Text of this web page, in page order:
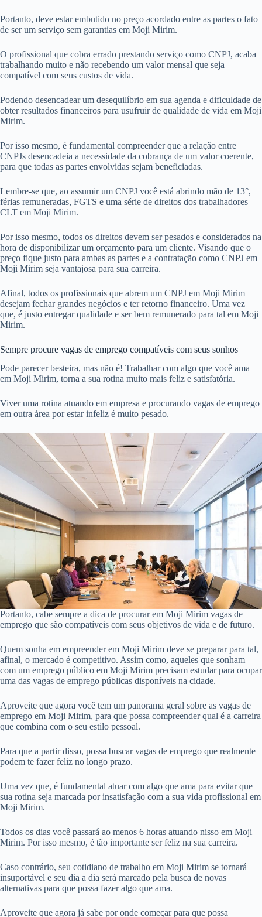
Portanto, deve estar embutido no preço acordado entre as partes o fato
de ser um serviço sem garantias em Moji Mirim.
O profissional que cobra errado prestando serviço como CNPJ, acaba
trabalhando muito e não recebendo um valor mensal que seja
compatível com seus custos de vida.
Podendo desencadear um desequilíbrio em sua agenda e dificuldade de
obter resultados financeiros para usufruir de qualidade de vida em Moji
Mirim.
Por isso mesmo, é fundamental compreender que a relação entre
CNPJs desencadeia a necessidade da cobrança de um valor coerente,
para que todas as partes envolvidas sejam beneficiadas.
Lembre-se que, ao assumir um CNPJ você está abrindo mão de 13°,
férias remuneradas, FGTS e uma série de direitos dos trabalhadores
CLT em Moji Mirim.
Por isso mesmo, todos os direitos devem ser pesados e considerados na
hora de disponibilizar um orçamento para um cliente. Visando que o
preço fique justo para ambas as partes e a contratação como CNPJ em
Moji Mirim seja vantajosa para sua carreira.
Afinal, todos os profissionais que abrem um CNPJ em Moji Mirim
desejam fechar grandes negócios e ter retorno financeiro. Uma vez
que, é justo entregar qualidade e ser bem remunerado para tal em Moji
Mirim.
Sempre procure vagas de emprego compatíveis com seus sonhos
Pode parecer besteira, mas não é! Trabalhar com algo que você ama
em Moji Mirim, torna a sua rotina muito mais feliz e satisfatória.
Viver uma rotina atuando em empresa e procurando vagas de emprego
em outra área por estar infeliz é muito pesado.
Portanto, cabe sempre a dica de procurar em Moji Mirim vagas de
emprego que são compatíveis com seus objetivos de vida e de futuro.
Quem sonha em empreender em Moji Mirim deve se preparar para tal,
afinal, o mercado é competitivo. Assim como, aqueles que sonham
com um emprego público em Moji Mirim precisam estudar para ocupar
uma das vagas de emprego públicas disponíveis na cidade.
Aproveite que agora você tem um panorama geral sobre as vagas de
emprego em Moji Mirim, para que possa compreender qual é a carreira
que combina com o seu estilo pessoal.
Para que a partir disso, possa buscar vagas de emprego que realmente
podem te fazer feliz no longo prazo.
Uma vez que, é fundamental atuar com algo que ama para evitar que
sua rotina seja marcada por insatisfação com a sua vida profissional em
Moji Mirim.
Todos os dias você passará ao menos 6 horas atuando nisso em Moji
Mirim. Por isso mesmo, é tão importante ser feliz na sua carreira.
Caso contrário, seu cotidiano de trabalho em Moji Mirim se tornará
insuportável e seu dia a dia será marcado pela busca de novas
alternativas para que possa fazer algo que ama.
Aproveite que agora já sabe por onde começar para que possa